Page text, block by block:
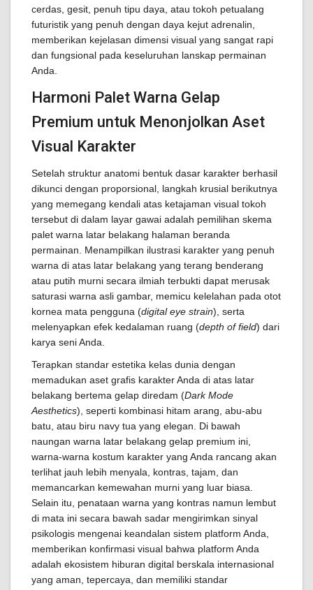
cerdas, gesit, penuh tipu daya, atau tokoh petualang
futuristik yang penuh dengan daya kejut adrenalin,
memberikan kejelasan dimensi visual yang sangat rapi
dan fungsional pada keseluruhan lanskap permainan
Anda.
Harmoni Palet Warna Gelap
Premium untuk Menonjolkan Aset
Visual Karakter
Setelah struktur anatomi bentuk dasar karakter berhasil
dikunci dengan proporsional, langkah krusial berikutnya
yang memegang kendali atas ketajaman visual tokoh
tersebut di dalam layar gawai adalah pemilihan skema
palet warna latar belakang halaman beranda
permainan. Menampilkan ilustrasi karakter yang penuh
warna di atas latar belakang yang terang benderang
atau putih murni secara ilmiah terbukti dapat merusak
saturasi warna asli gambar, memicu kelelahan pada otot
kornea mata pengguna (digital eye strain), serta
melenyapkan efek kedalaman ruang (depth of field) dari
karya seni Anda.
Terapkan standar estetika kelas dunia dengan
memadukan aset grafis karakter Anda di atas latar
belakang bertema gelap diredam (Dark Mode
Aesthetics), seperti kombinasi hitam arang, abu-abu
batu, atau biru navy tua yang elegan. Di bawah
naungan warna latar belakang gelap premium ini,
warna-warna kostum karakter yang Anda rancang akan
terlihat jauh lebih menyala, kontras, tajam, dan
memancarkan kemewahan murni yang luar biasa.
Selain itu, penataan warna yang kontras namun lembut
di mata ini secara bawah sadar mengirimkan sinyal
psikologis mengenai keandalan sistem platform Anda,
memberikan konfirmasi visual bahwa platform Anda
adalah ekosistem hiburan digital berskala internasional
yang aman, tepercaya, dan memiliki standar